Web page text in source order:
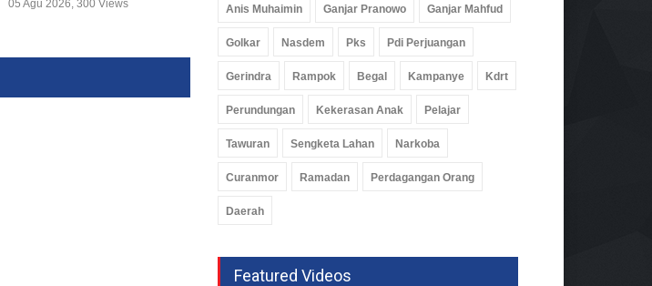
05 Agu 2026, 300 Views
Pemerintahan
Anis Muhaimin Ganjar Pranowo Ganjar Mahfud
Golkar Nasdem Pks Pdi Perjuangan
Gerindra Rampok Begal Kampanye Kdrt
Perundungan Kekerasan Anak Pelajar
Tawuran Sengketa Lahan Narkoba
Curanmor Ramadan Perdagangan Orang
Daerah
Featured Videos